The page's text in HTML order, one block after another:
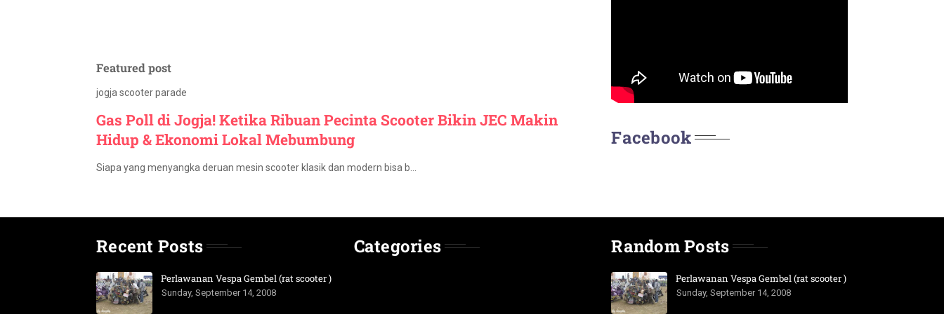
Featured post
jogja scooter parade
Gas Poll di Jogja! Ketika Ribuan Pecinta Scooter Bikin JEC Makin
Hidup & Ekonomi Lokal Mebumbung
Siapa yang menyangka deruan mesin scooter klasik dan modern bisa b…
Facebook
Recent Posts
Perlawanan Vespa Gembel (rat scooter )
Sunday, September 14, 2008
Categories Random Posts
Perlawanan Vespa Gembel (rat scooter )
Sunday, September 14, 2008